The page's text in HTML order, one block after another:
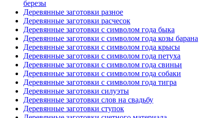
березы
Деревянные заготовки разное
Деревянные заготовки расчесок
Деревянные заготовки с символом года быка
Деревянные заготовки с символом года козы барана
Деревянные заготовки с символом года крысы
Деревянные заготовки с символом года петуха
Деревянные заготовки с символом года свиньи
Деревянные заготовки с символом года собаки
Деревянные заготовки с символом года тигра
Деревянные заготовки силуэты
Деревянные заготовки слов на свадьбу
Деревянные заготовки ступок